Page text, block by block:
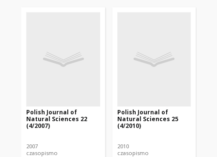
Polish Journal of
Natural Sciences 22
(4/2007)
2007
czasopismo
Polish Journal of
Natural Sciences 25
(4/2010)
2010
czasopismo